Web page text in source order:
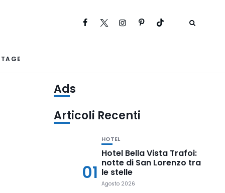
Ads
Articoli Recenti
01
HOTEL
Hotel Bella Vista Trafoi:
notte di San Lorenzo tra
le stelle
Agosto 2026